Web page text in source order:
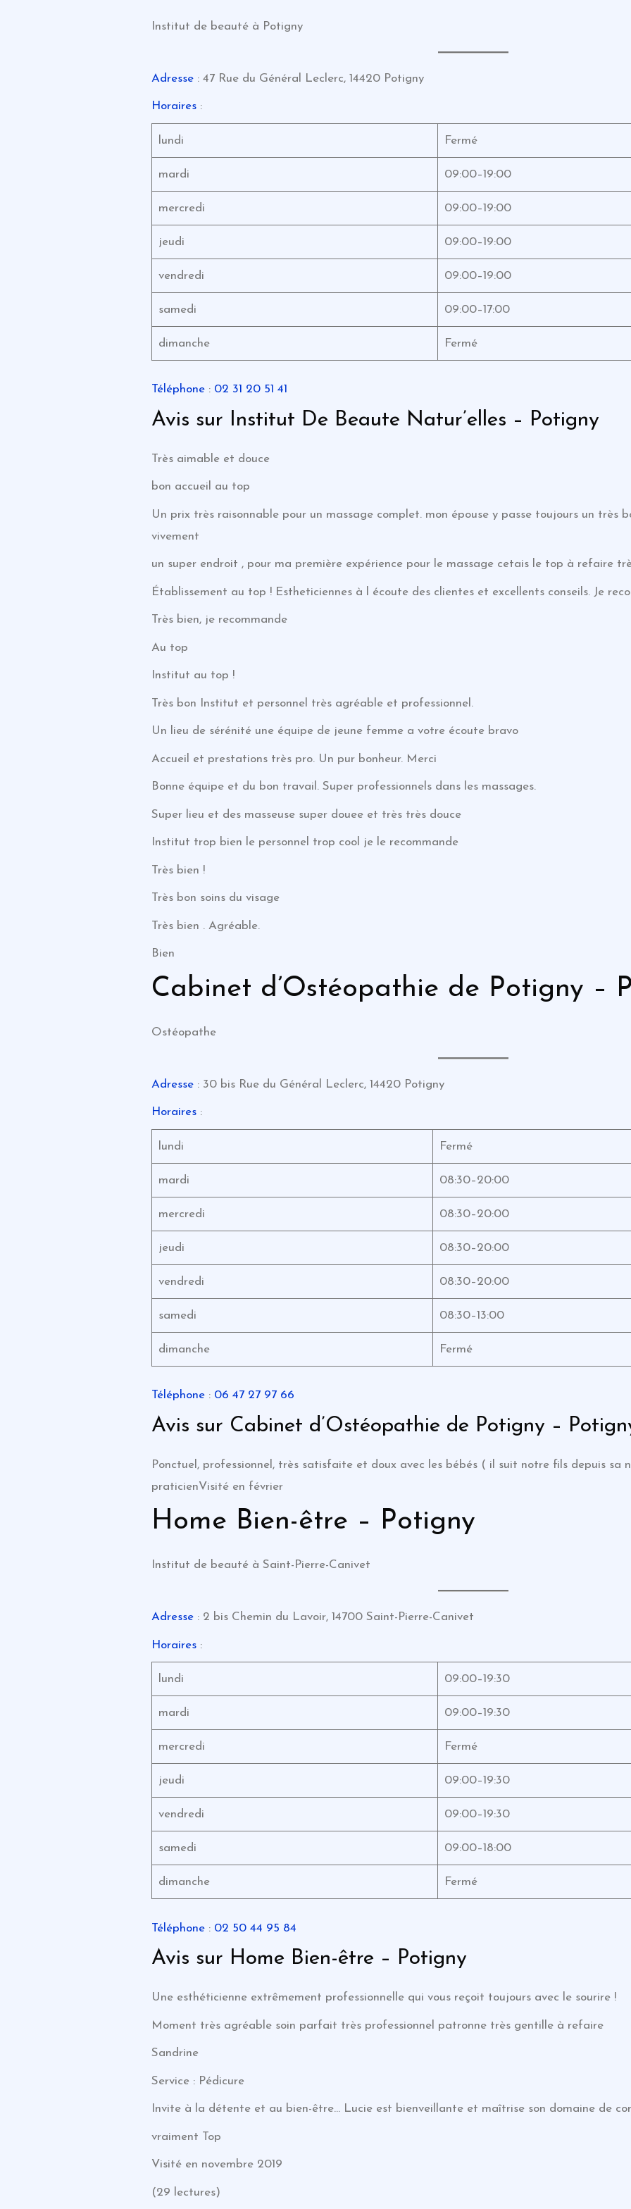
Institut de beauté à Potigny
Adresse : 47 Rue du Général Leclerc, 14420 Potigny
Horaires :
lundi Fermé
mardi 09:00–19:00
mercredi 09:00–19:00
jeudi 09:00–19:00
vendredi 09:00–19:00
samedi 09:00–17:00
dimanche Fermé
Téléphone : 02 31 20 51 41
Avis sur Institut De Beaute Natur’elles – Potigny
Très aimable et douce
bon accueil au top
Un prix très raisonnable pour un massage complet. mon épouse y passe toujours un très
vivement
un super endroit , pour ma première expérience pour le massage cetais le top à refaire
Établissement au top ! Estheticiennes à l écoute des clientes et excellents conseils. Je
Très bien, je recommande
Au top
Institut au top !
Très bon Institut et personnel très agréable et professionnel.
Un lieu de sérénité une équipe de jeune femme a votre écoute bravo
Accueil et prestations très pro. Un pur bonheur. Merci
Bonne équipe et du bon travail. Super professionnels dans les massages.
Super lieu et des masseuse super douee et très très douce
Institut trop bien le personnel trop cool je le recommande
Très bien !
Très bon soins du visage
Très bien . Agréable.
Bien
Cabinet d’Ostéopathie de Potigny –
Ostéopathe
Adresse : 30 bis Rue du Général Leclerc, 14420 Potigny
Horaires :
lundi Fermé
mardi 08:30–20:00
mercredi 08:30–20:00
jeudi 08:30–20:00
vendredi 08:30–20:00
samedi 08:30–13:00
dimanche Fermé
Téléphone : 06 47 27 97 66
Avis sur Cabinet d’Ostéopathie de Potigny –
Ponctuel, professionnel, très satisfaite et doux avec les bébés ( il suit notre fils depuis sa
praticienVisité en février
Home Bien-être – Potigny
Institut de beauté à Saint-Pierre-Canivet
Adresse : 2 bis Chemin du Lavoir, 14700 Saint-Pierre-Canivet
Horaires :
lundi 09:00–19:30
mardi 09:00–19:30
mercredi Fermé
jeudi 09:00–19:30
vendredi 09:00–19:30
samedi 09:00–18:00
dimanche Fermé
Téléphone : 02 50 44 95 84
Avis sur Home Bien-être – Potigny
Une esthéticienne extrêmement professionnelle qui vous reçoit toujours avec le sourire !
Moment très agréable soin parfait très professionnel patronne très gentille à refaire
Sandrine
Service : Pédicure
Invite à la détente et au bien-être… Lucie est bienveillante et maîtrise son domaine de
vraiment Top
Visité en novembre 2019
(29 lectures)